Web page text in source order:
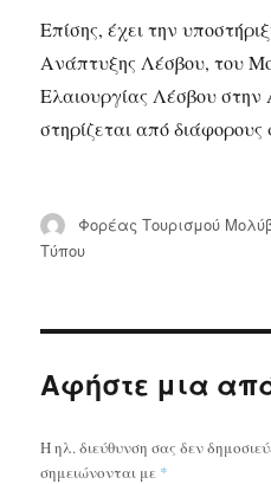
Επίσης, έχει την
Ανάπτυξης Λέσβου, του
Ελαιουργίας Λέσβου
στηρίζεται από
Συντάκτης
Φορέας Τουρισμού
Τύπου
Αφήστε μια
Η ηλ. διεύθυνση σας δεν
σημειώνονται με *